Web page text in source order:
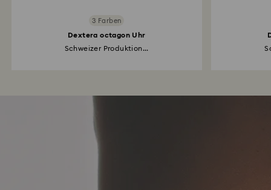
3 Farben
Dextera octagon Uhr
Schweizer Produktion...